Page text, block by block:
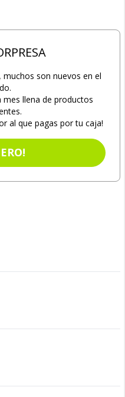
son nuevos en el
mes llena de productos
al que pagas por tu caja!